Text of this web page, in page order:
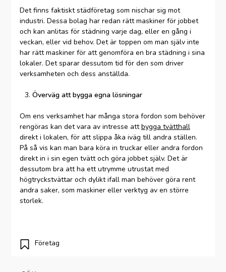
Det finns faktiskt städföretag som nischar sig mot
industri. Dessa bolag har redan rätt maskiner för jobbet
och kan anlitas för städning varje dag, eller en gång i
veckan, eller vid behov. Det är toppen om man själv inte
har rätt maskiner för att genomföra en bra städning i sina
lokaler. Det sparar dessutom tid för den som driver
verksamheten och dess anställda.
Överväg att bygga egna lösningar
Om ens verksamhet har många stora fordon som behöver
rengöras kan det vara av intresse attbygga tvätthall
direkt i lokalen, för att slippa åka iväg till andra ställen.
På så vis kan man bara köra in truckar eller andra fordon
direkt in i sin egen tvätt och göra jobbet själv. Det är
dessutom bra att ha ett utrymme utrustat med
högtryckstvättar och dylikt ifall man behöver göra rent
andra saker, som maskiner eller verktyg av en större
storlek.
Företag